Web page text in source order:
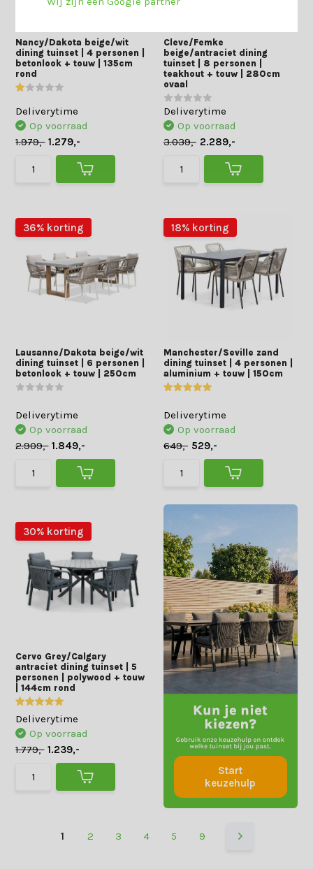
Nancy/Dakota beige/wit
dining tuinset | 4 personen |
betonlook + touw | 135cm
rond
Deliverytime
Op voorraad
1.979,- 1.279,-
Cleve/Femke
beige/antraciet dining
tuinset | 8 personen |
teakhout + touw | 280cm
ovaal
Deliverytime
Op voorraad
3.039,- 2.289,-
36% korting
Lausanne/Dakota beige/wit
dining tuinset | 6 personen |
betonlook + touw | 250cm
Deliverytime
Op voorraad
2.909,- 1.849,-
18% korting
Manchester/Seville zand
dining tuinset | 4 personen |
aluminium + touw | 150cm
Deliverytime
Op voorraad
649,- 529,-
30% korting
Cervo Grey/Calgary
antraciet dining tuinset | 5
personen | polywood + touw
| 144cm rond
Deliverytime
Op voorraad
1.779,- 1.239,-
Start
keuzehulp
1 2 3 4 5 9